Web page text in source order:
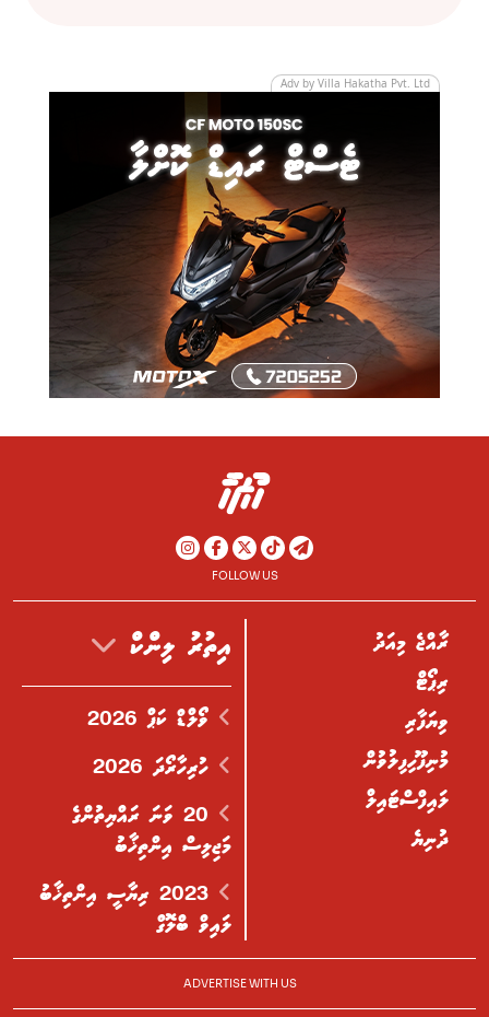
Adv by Villa Hakatha Pvt. Ltd
FOLLOW US
ރާއްޖެ މިއަދު
ރިޕޯޓް
ވިޔަފާރި
މުނިފޫހިފިލުވުން
ލައިފްސްޓައިލް
ދުނިޔެ
އިތުރު ލިންކް
ވޯލްޑް ކަޕް 2026
ހުރިހާރޯދަ 2026
20 ވަނަ ރައްޔިތުންގެ
މަޖިލިސް އިންތިޚާބު
2023 ރިޔާސީ އިންތިޚާބު
ލައިވް ބްލޮގް
ADVERTISE WITH US